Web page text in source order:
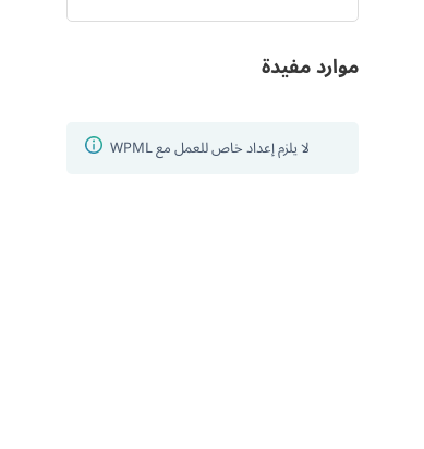
موارد مفيدة
لا يلزم إعداد خاص للعمل مع WPML